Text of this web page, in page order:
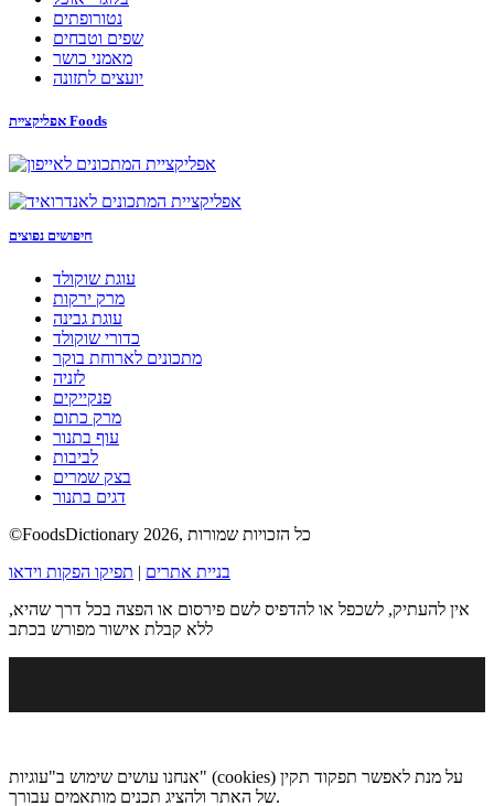
נטורופתים
שפים וטבחים
מאמני כושר
יועצים לתזונה
אפליקציית Foods
חיפושים נפוצים
עוגת שוקולד
מרק ירקות
עוגת גבינה
כדורי שוקולד
מתכונים לארוחת בוקר
לזניה
פנקייקים
מרק כתום
עוף בתנור
לביבות
בצק שמרים
דגים בתנור
©FoodsDictionary 2026, כל הזכויות שמורות
בניית אתרים | תפיקו הפקות וידאו
אין להעתיק, לשכפל או להדפיס לשם פירסום או הפצה בכל דרך שהיא,
ללא קבלת אישור מפורש בכתב
אנחנו עושים שימוש ב"עוגיות" (cookies) על מנת לאפשר תפקוד תקין
של האתר ולהציג תכנים מותאמים עבורך.